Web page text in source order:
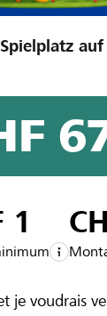
de la région
je voudrais
1